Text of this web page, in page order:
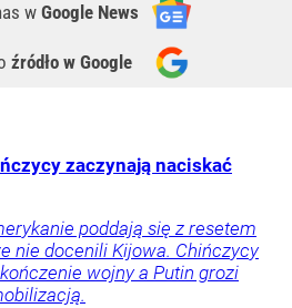
w Google News
źródło w Google
zaczynają naciskać
poddają się z resetem
nie docenili Kijowa. Chińczycy
wojny a Putin grozi